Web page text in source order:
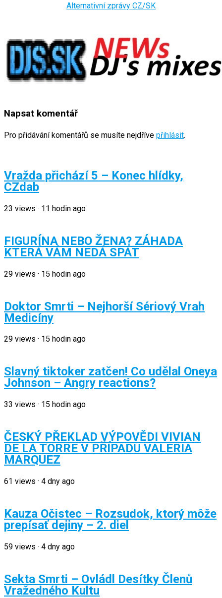
Alternativní zprávy CZ/SK
Napsat komentář
Pro přidávání komentářů se musíte nejdříve přihlásit.
Vražda přichází 5 – Konec hlídky,
CZdab
23 views · 11 hodin ago
FIGURÍNA NEBO ŽENA? ZÁHADA
KTERÁ VÁM NEDÁ SPÁT
29 views · 15 hodin ago
Doktor Smrti – Nejhorší Sériový Vrah
Medicíny
29 views · 15 hodin ago
Slavný tiktoker zatčen! Co udělal Oneya
Johnson – Angry reactions?
33 views · 15 hodin ago
ČESKÝ PŘEKLAD VÝPOVĚDI VIVIAN
DE LA TORRE V PŘÍPADU VALERIA
MARQUEZ
61 views · 4 dny ago
Kauza Očistec – Rozsudok, ktorý môže
prepísať dejiny – 2. diel
59 views · 4 dny ago
Sekta Smrti – Ovládl Desítky Členů
Vražedného Kultu